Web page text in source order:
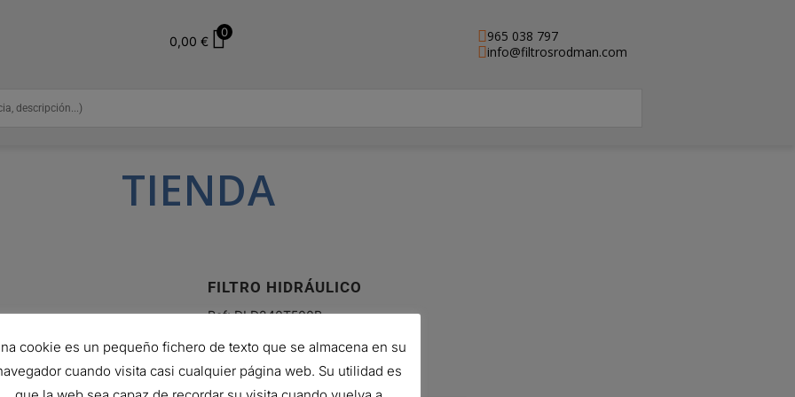
965 038 797
info@filtrosrodman.com
0,00 €
0
TIENDA
FILTRO HIDRÁULICO
Ref: DLD240T500B
151,68€
Hay existencias (puede reservarse)
cookie es un pequeño fichero de texto que se almacena en su
cuando visita casi cualquier página web. Su utilidad es